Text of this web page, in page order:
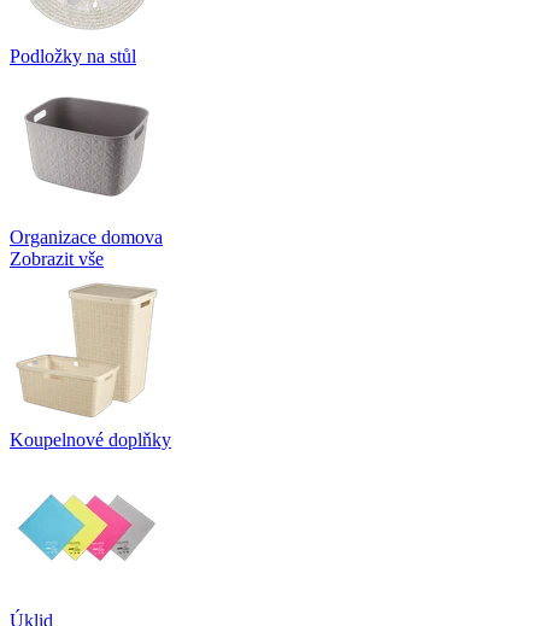
Podložky na stůl
Organizace domova
Zobrazit vše
Koupelnové doplňky
Úklid